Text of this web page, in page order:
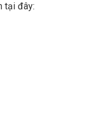
tại đây: